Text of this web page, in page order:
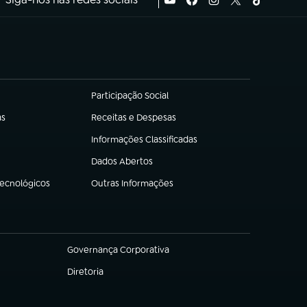
Participação Social
(abre em nova aba)
Receitas e Despesas
(abre em nova aba)
Informações Classificadas
(abre em nova aba)
Dados Abertos
(abre em nova aba)
Outras Informações
(abre em nova aba)
Governança Corporativa
(abre em nova aba)
Diretoria
(abre em nova aba)